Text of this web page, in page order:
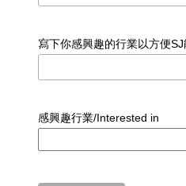
寫下你感興趣的行業以方便
感興趣行業/Interested in